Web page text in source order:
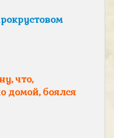
что,
домой, боялся